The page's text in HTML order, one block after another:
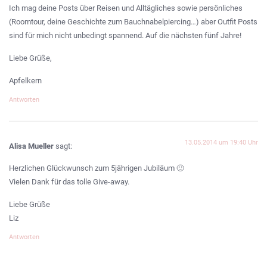
Ich mag deine Posts über Reisen und Alltägliches sowie persönliches
(Roomtour, deine Geschichte zum Bauchnabelpiercing…) aber Outfit Posts
sind für mich nicht unbedingt spannend. Auf die nächsten fünf Jahre!
Liebe Grüße,
Apfelkern
Antworten
Alisa Mueller sagt: 13.05.2014 um 19:40 Uhr
Herzlichen Glückwunsch zum 5jährigen Jubiläum 🙂
Vielen Dank für das tolle Give-away.
Liebe Grüße
Liz
Antworten